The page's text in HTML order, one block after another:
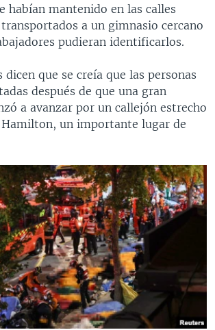
habían mantenido en las calles
a un gimnasio cercano
pudieran identificarlos.
dicen que se creía que las personas
después de que una gran
a avanzar por un callejón estrecho
un importante lugar de